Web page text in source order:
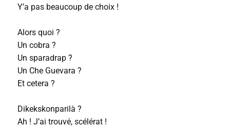
Y’a pas beaucoup de choix !
Alors quoi ?
Un cobra ?
Un sparadrap ?
Un Che Guevara ?
Et cetera ?
Dikekskonparilà ?
Ah ! J’ai trouvé, scélérat !